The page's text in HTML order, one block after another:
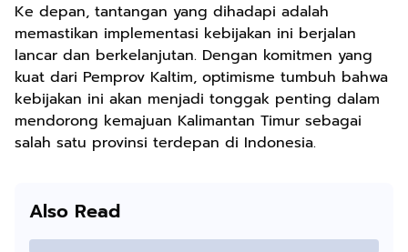
Ke depan, tantangan yang dihadapi adalah
memastikan implementasi kebijakan ini berjalan
lancar dan berkelanjutan. Dengan komitmen yang
kuat dari Pemprov Kaltim, optimisme tumbuh bahwa
kebijakan ini akan menjadi tonggak penting dalam
mendorong kemajuan Kalimantan Timur sebagai
salah satu provinsi terdepan di Indonesia.
Also Read